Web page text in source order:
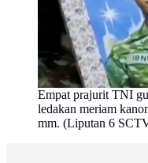
Empat prajurit TNI
ledakan meriam
mm. (Liputan 6